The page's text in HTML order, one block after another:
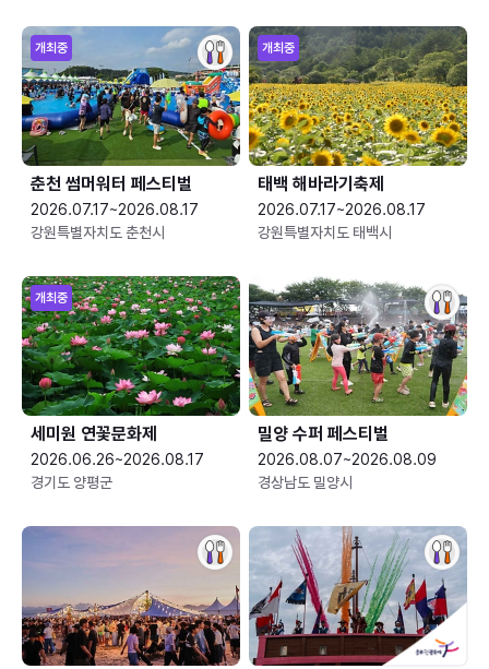
개최중
춘천 썸머워터 페스티벌
2026.07.17~2026.08.17
강원특별자치도 춘천시
개최중
태백 해바라기축제
2026.07.17~2026.08.17
강원특별자치도 태백시
개최중
세미원 연꽃문화제
2026.06.26~2026.08.17
경기도 양평군
밀양 수퍼 페스티벌
2026.08.07~2026.08.09
경상남도 밀양시